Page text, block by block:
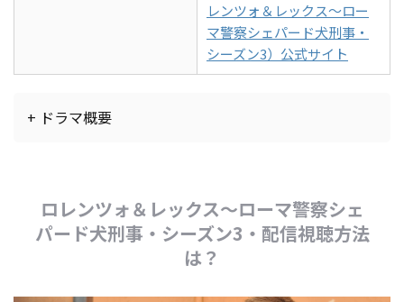
レンツォ＆レックス～ロー
マ警察シェパード犬刑事・
シーズン3）公式サイト
+ ドラマ概要
ロレンツォ＆レックス～ローマ警察シェ
パード犬刑事・シーズン3・配信視聴方法
は？